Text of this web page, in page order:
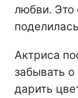
любви. Это
Актриса
забывать
дарить